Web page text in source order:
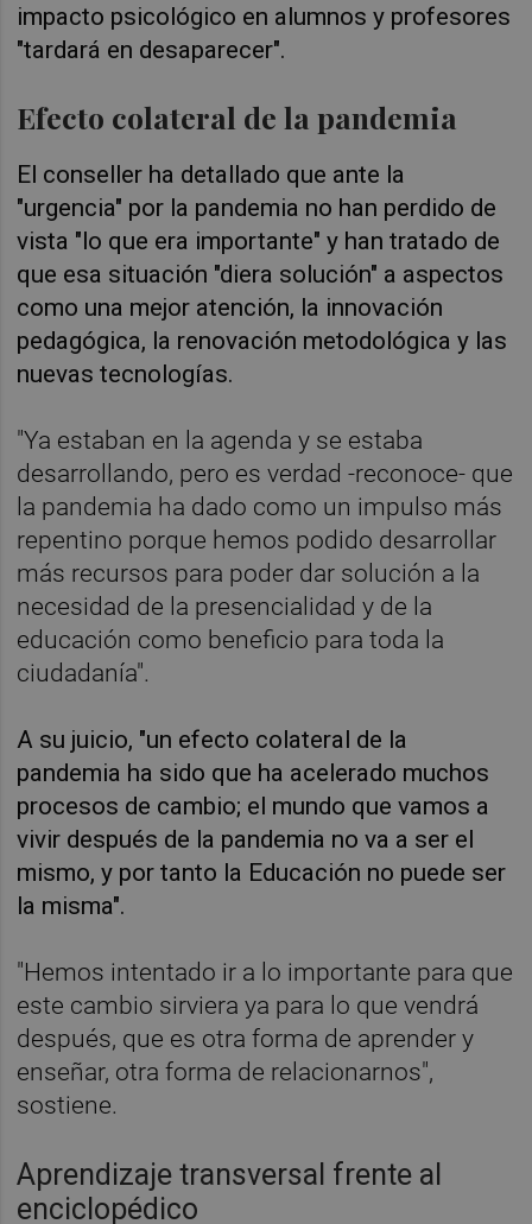
impacto psicológico en alumnos y profesores
"tardará en desaparecer".
Efecto colateral de la pandemia
El conseller ha detallado que ante la
"urgencia" por la pandemia no han perdido de
vista "lo que era importante" y han tratado de
que esa situación "diera solución" a aspectos
como una mejor atención, la innovación
pedagógica, la renovación metodológica y las
nuevas tecnologías.
"Ya estaban en la agenda y se estaba
desarrollando, pero es verdad -reconoce- que
la pandemia ha dado como un impulso más
repentino porque hemos podido desarrollar
más recursos para poder dar solución a la
necesidad de la presencialidad y de la
educación como beneficio para toda la
ciudadanía".
A su juicio, "un efecto colateral de la
pandemia ha sido que ha acelerado muchos
procesos de cambio; el mundo que vamos a
vivir después de la pandemia no va a ser el
mismo, y por tanto la Educación no puede ser
la misma".
"Hemos intentado ir a lo importante para que
este cambio sirviera ya para lo que vendrá
después, que es otra forma de aprender y
enseñar, otra forma de relacionarnos",
sostiene.
Aprendizaje transversal frente al
enciclopédico